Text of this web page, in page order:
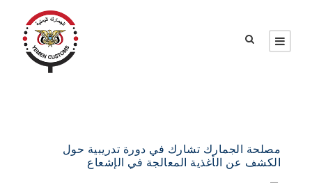
مصلحة الجمارك تشارك في دورة تدريبية حول
الكشف عن الأغذية المعالجة في الإشعاع